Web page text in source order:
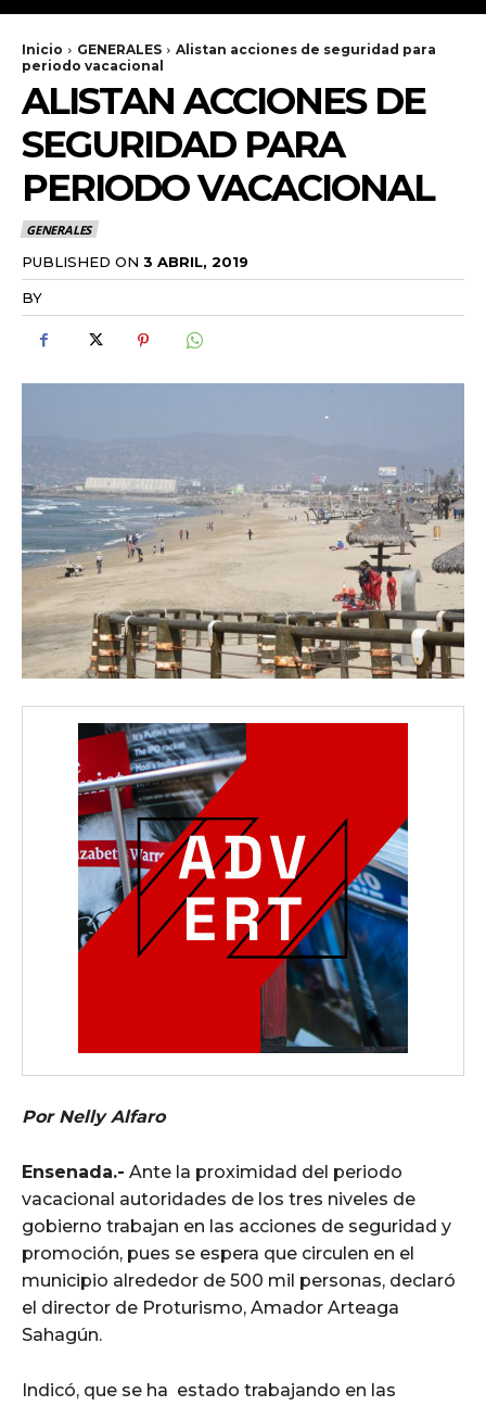
Inicio GENERALES
Alistan acciones de seguridad para
periodo vacacional
ALISTAN ACCIONES DE
SEGURIDAD PARA
PERIODO VACACIONAL
GENERALES
PUBLISHED ON 3 ABRIL, 2019
BY
Por Nelly Alfaro
Ensenada.- Ante la proximidad del periodo
vacacional autoridades de los tres niveles de
gobierno trabajan en las acciones de seguridad y
promoción, pues se espera que circulen en el
municipio alrededor de 500 mil personas, declaró
el director de Proturismo, Amador Arteaga
Sahagún.
Indicó, que se ha estado trabajando en las